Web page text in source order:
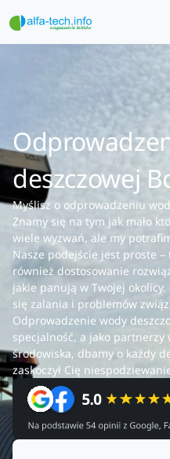
deszczowej
Myślisz o odprowadzeniu
Znamy się na tym jak mało
wiele wyzwań, ale my
Nasze podejście jest proste
również dostosowanie
jakie panują w Twojej
się zalania i problemów
Odprowadzenie wody
specjalność, a jako
środowiska, dbamy o każdy
zaskoczył Cię